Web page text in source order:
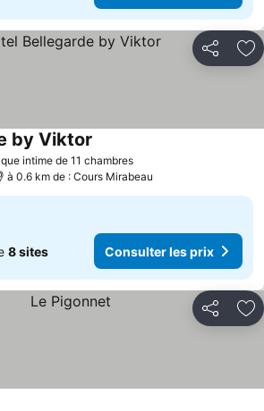
Partager
intime de 11 chambres
by Viktor
à 0.6 km de : Cours Mirabeau
8 sites Consulter les prix
Partager